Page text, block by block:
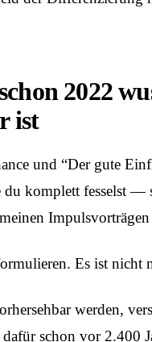
2022
ist
und “Der gute
komplett fesselst —
Impulsvorträgen
Es ist nicht
werden,
dafür schon vor